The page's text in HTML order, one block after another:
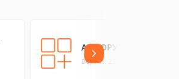
АС КОРУС
Версия: 23.02 (3.58 МБ)